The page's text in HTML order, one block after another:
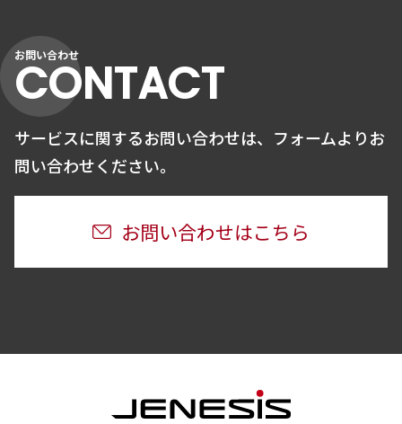
お問い合わせ
CONTACT
サービスに関するお問い合わせは、 フォームよりお
問い合わせください。
お問い合わせはこちら